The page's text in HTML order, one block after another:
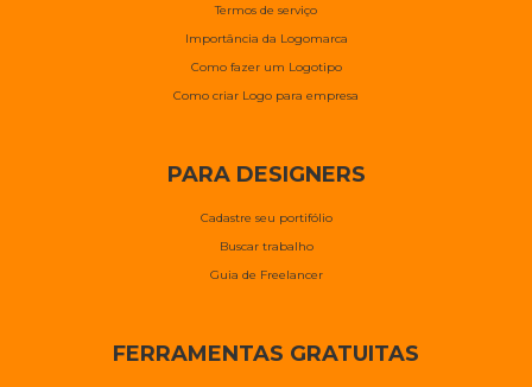
Termos de serviço
Importância da Logomarca
Como fazer um Logotipo
Como criar Logo para empresa
PARA DESIGNERS
Cadastre seu portifólio
Buscar trabalho
Guia de Freelancer
FERRAMENTAS GRATUITAS